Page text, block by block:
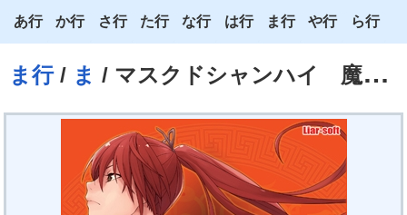
ま行/ ま / マスクドシャンハイ 魔都拳侠傳
あ行
い
か行
き
く
さ行
し
す
せ
た行
ち
つ
て
と
な行
に
ぬ
ね
の
は行
ひ
ふ
ほ
ま行
み
む
め
も
や行
よ
ら行
り